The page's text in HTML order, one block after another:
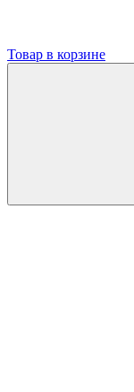
Товар в корзине